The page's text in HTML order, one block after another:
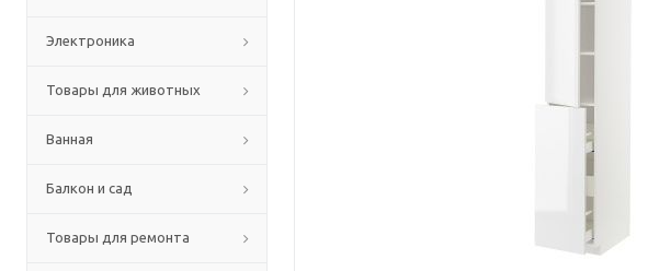
Электроника
Товары для животных
Ванная
Балкон и сад
Товары для ремонта